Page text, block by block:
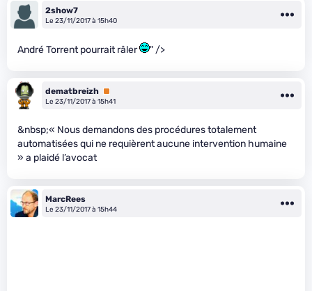
2show7
Le 23/11/2017 à 15h40
André Torrent pourrait râler " />
dematbreizh Premium
Le 23/11/2017 à 15h41
&nbsp;« Nous demandons des procédures totalement
automatisées qui ne requièrent aucune intervention humaine
» a plaidé l’avocat
MarcRees
Le 23/11/2017 à 15h44